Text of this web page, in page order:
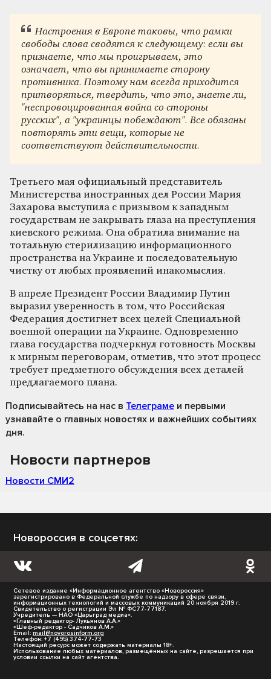
Настроения в Европе таковы, что рамки
свободы слова сводятся к следующему: если вы
признаете, что мы проигрываем, это
означает, что вы принимаете сторону
противника. Поэтому нам всегда приходится
притворяться, твердить, что это, знаете ли,
"неспровоцированная война со стороны
русских", а "украинцы побеждают". Все обязаны
повторять эти вещи, которые не
соответствуют действительности.
Третьего мая официальный представитель
Министерства иностранных дел России Мария
Захарова выступила с призывом к западным
государствам не закрывать глаза на преступления
киевского режима. Она обратила внимание на
тотальную стерилизацию информационного
пространства на Украине и последовательную
чистку от любых проявлений инакомыслия.
В апреле Президент России Владимир Путин
выразил уверенность в том, что Российская
Федерация достигнет всех целей Специальной
военной операции на Украине. Одновременно
глава государства подчеркнул готовность Москвы
к мирным переговорам, отметив, что этот процесс
требует предметного обсуждения всех деталей
предлагаемого плана.
Подписывайтесь на нас в Телеграме и первыми
узнавайте о главных новостях и важнейших событиях
дня.
Новости партнеров
Новости СМИ2
Новороссия в соцсетях:
Сетевое издание «Информационное агентство «Новороссия»
зарегистрировано в Федеральной службе по надзору в сфере связи,
информационных технологий и массовых коммуникаций 20 ноября 2019 г.
Свидетельство о регистрации Эл № ФС77-77187.
Учредитель — НАО «Царьград медиа».
«Главный редактор- Лукьянов А.А.»
«Шеф-редактор - Садчиков А.М.»
Email: mail@novorosinform.org
Телефон: +7 (495) 374-77-73
Настоящий ресурс может содержать материалы 18+.
Использование любых материалов, размещённых на сайте, разрешается при
условии ссылки на сайт агентства.